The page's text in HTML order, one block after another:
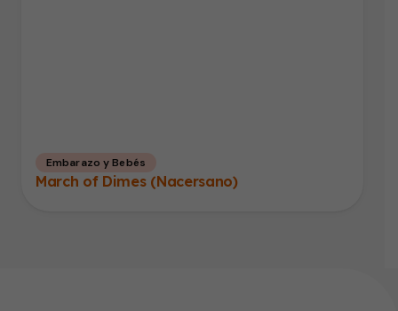
Embarazo y Bebés
March of Dimes (Nacersano)